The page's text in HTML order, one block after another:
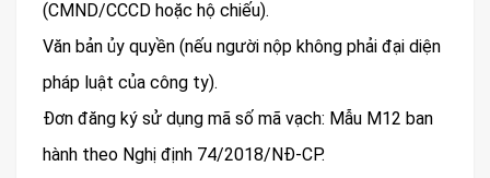
(CMND/CCCD hoặc hộ chiếu).
Văn bản ủy quyền (nếu người nộp không phải đại diện
pháp luật của công ty).
Đơn đăng ký sử dụng mã số mã vạch: Mẫu M12 ban
hành theo Nghị định 74/2018/NĐ-CP.